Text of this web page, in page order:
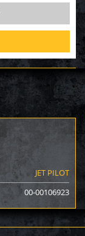
JET PILOT
00-00106923